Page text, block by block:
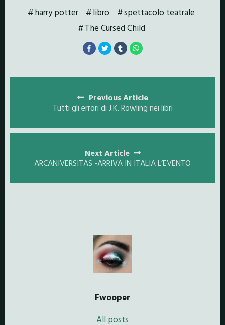
harry potter libro
spettacolo teatrale
The Cursed Child
navigation
Previous Article
Tutti gli errori di J.K. Rowling nei libri
Next Article
ARCANIVERSITAS -ARRIVA IN ITALIA L’EVENTO
Fwooper
All posts